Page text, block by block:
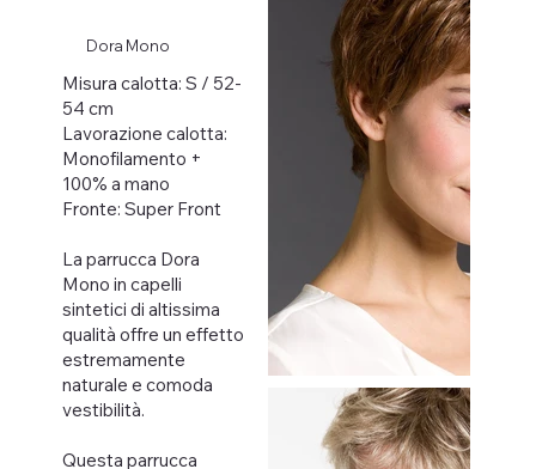
Dora Mono
Misura calotta: S / 52-
54 cm
Lavorazione calotta:
Monofilamento +
100% a mano
Fronte: Super Front
La parrucca Dora
Mono in capelli
sintetici di altissima
qualità offre un effetto
estremamente
naturale e comoda
vestibilità.
Questa parrucca